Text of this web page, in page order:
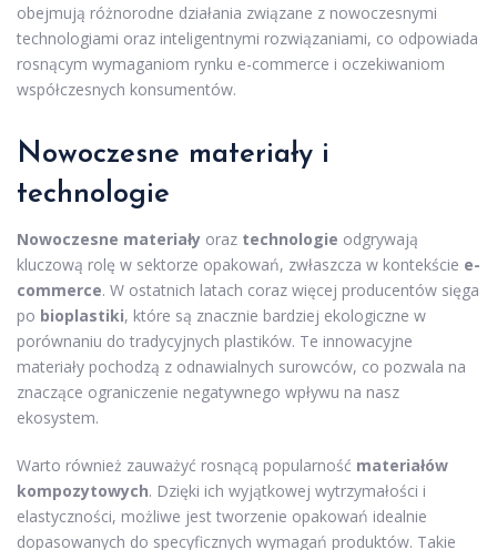
obejmują różnorodne działania związane z nowoczesnymi
technologiami oraz inteligentnymi rozwiązaniami, co odpowiada
rosnącym wymaganiom rynku e-commerce i oczekiwaniom
współczesnych konsumentów.
Nowoczesne materiały i
technologie
Nowoczesne materiały oraz technologie odgrywają
kluczową rolę w sektorze opakowań, zwłaszcza w kontekście e-
commerce. W ostatnich latach coraz więcej producentów sięga
po bioplastiki, które są znacznie bardziej ekologiczne w
porównaniu do tradycyjnych plastików. Te innowacyjne
materiały pochodzą z odnawialnych surowców, co pozwala na
znaczące ograniczenie negatywnego wpływu na nasz
ekosystem.
Warto również zauważyć rosnącą popularność materiałów
kompozytowych. Dzięki ich wyjątkowej wytrzymałości i
elastyczności, możliwe jest tworzenie opakowań idealnie
dopasowanych do specyficznych wymagań produktów. Takie